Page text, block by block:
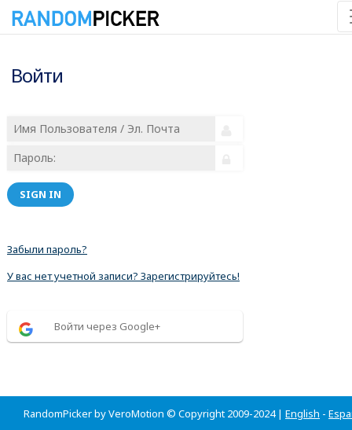
Войти
SIGN IN
Забыли пароль?
У вас нет учетной записи? Зарегистрируйтесь!
Войти через Google+
RandomPicker by VeroMotion © Copyright 2009-2024 | English -